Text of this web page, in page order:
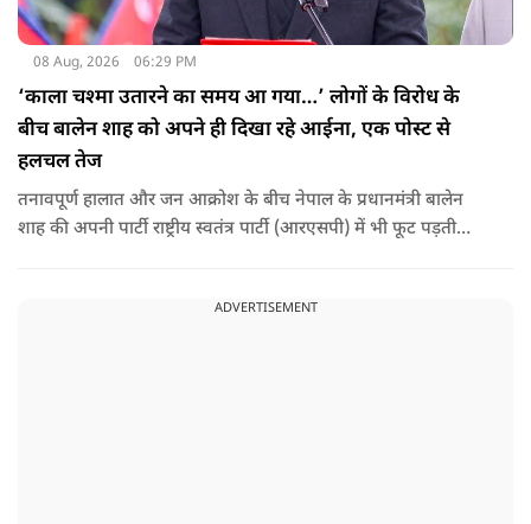
08 Aug, 2026 06:29 PM
‘काला चश्मा उतारने का समय आ गया…’ लोगों के विरोध के
बीच बालेन शाह को अपने ही दिखा रहे आईना, एक पोस्ट से
हलचल तेज
तनावपूर्ण हालात और जन आक्रोश के बीच नेपाल के प्रधानमंत्री बालेन
शाह की अपनी पार्टी राष्ट्रीय स्वतंत्र पार्टी (आरएसपी) में भी फूट पड़ती
ADVERTISEMENT